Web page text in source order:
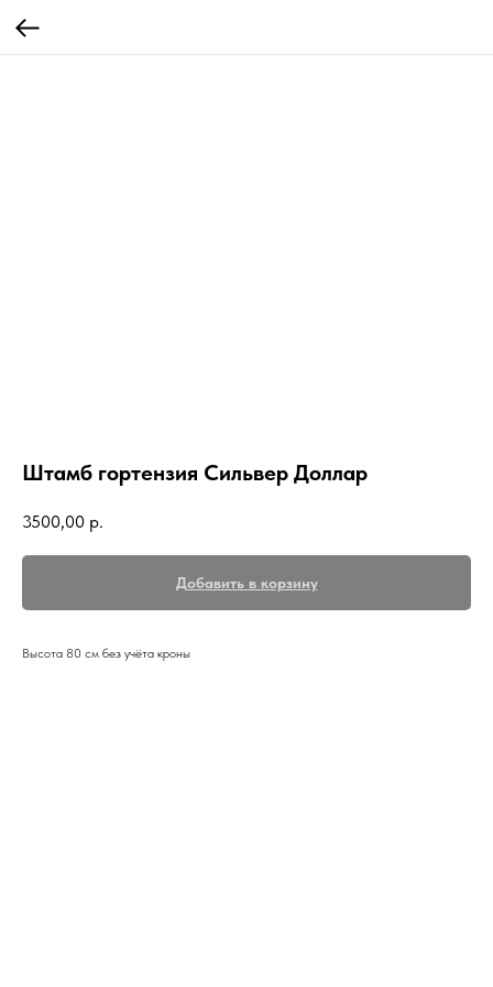
Штамб гортензия Сильвер Доллар
3500,00 р.
Добавить в корзину
Высота 80 см без учёта кроны